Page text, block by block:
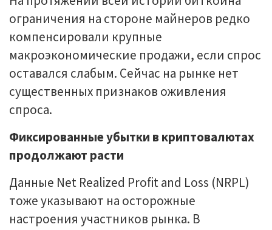
ограничения на стороне майнеров редко
компенсировали крупные
макроэкономические продажи, если спрос
оставался слабым. Сейчас на рынке нет
существенных признаков оживления
спроса.
Фиксированные убытки в криптовалютах
продолжают расти
Данные Net Realized Profit and Loss (NRPL)
тоже указывают на осторожные
настроения участников рынка. В